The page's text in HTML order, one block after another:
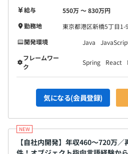
給与
550万 〜 830万円
勤務地
東京都港区新橋5丁目1-9
開発環境
Java
フレームワー
ク
Spring React
気になる(会員登録)
【自社内開発】年収460〜720万